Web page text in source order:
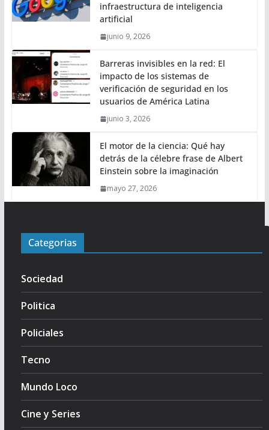
infraestructura de inteligencia
artificial
junio 9, 2026
Barreras invisibles en la red: El
impacto de los sistemas de
verificación de seguridad en los
usuarios de América Latina
junio 3, 2026
El motor de la ciencia: Qué hay
detrás de la célebre frase de Albert
Einstein sobre la imaginación
mayo 27, 2026
Categorias
Sociedad
Politica
Policiales
Tecno
Mundo Loco
Cine y Series